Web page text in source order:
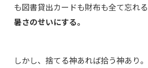
も図書貸出カードも財布も全て忘れる
暑さのせいにする。
しかし、捨てる神あれば拾う神あり